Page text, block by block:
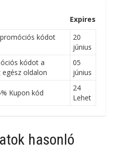
Expires
kódot
20
június
kódot a
oldalon
05
június
Kupon kód
24
Lehet
hasonló